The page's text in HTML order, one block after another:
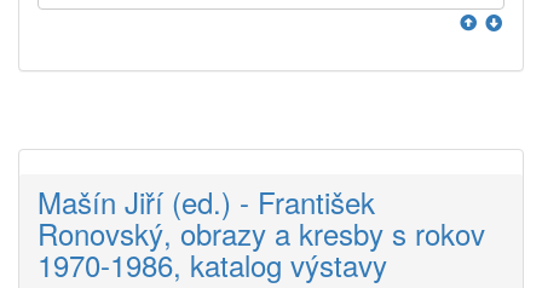
Mašín Jiří (ed.) - František
Ronovský, obrazy a kresby s rokov
1970-1986, katalog výstavy